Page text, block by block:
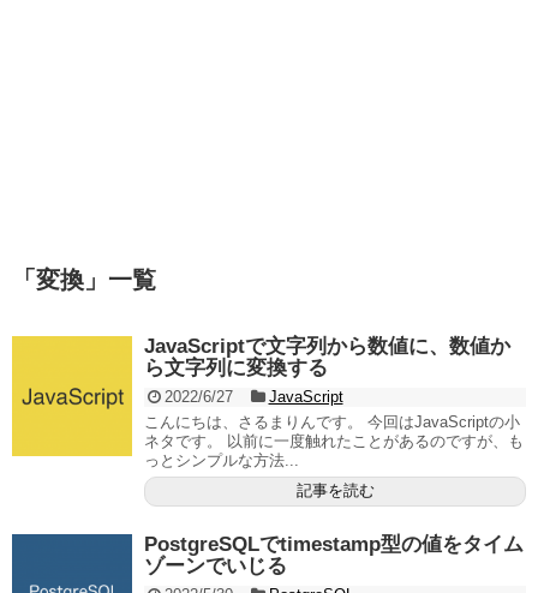
「 変換 」 一覧
JavaScriptで文字列から数値に、数値か
ら文字列に変換する
2022/6/27
JavaScript
こんにちは、さるまりんです。 今回はJavaScriptの小
ネタです。 以前に一度触れたことがあるのですが、も
っとシンプルな方法...
記事を読む
PostgreSQLでtimestamp型の値をタイム
ゾーンでいじる